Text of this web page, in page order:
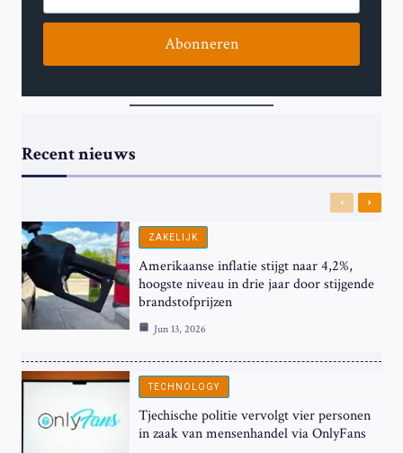
Abonneren
Recent nieuws
Previous
Next
ZAKELIJK
Amerikaanse inflatie stijgt naar 4,2%,
hoogste niveau in drie jaar door stijgende
brandstofprijzen
Jun 13, 2026
TECHNOLOGY
Tjechische politie vervolgt vier personen
in zaak van mensenhandel via OnlyFans